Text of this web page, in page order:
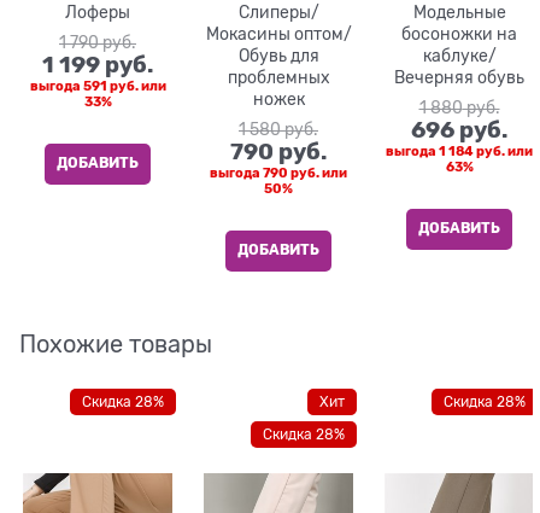
Лоферы
1 790 руб.
1 199 руб.
выгода 591 руб.или
33%
ДОБАВИТЬ
Слиперы/
Мокасины оптом/
Обувь для
проблемных
ножек
1 580 руб.
790 руб.
выгода 790 руб.или
50%
ДОБАВИТЬ
Модельные
босоножки на
каблуке/
Вечерняя обувь
1 880 руб.
696 руб.
выгода 1 184 руб.или
63%
ДОБАВИТЬ
Похожие товары
Скидка 28%
Хит
Скидка 28%
Скидка 28%